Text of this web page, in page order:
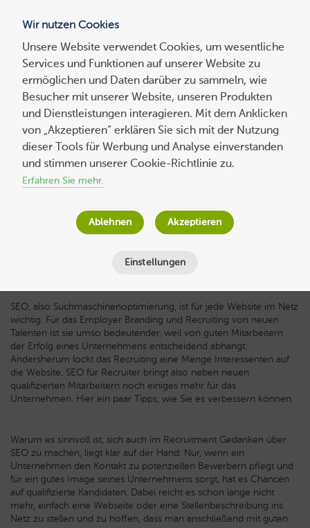
Suchen
nach:
SEO für Recruiter: Das sollten Sie
beachten!
am21. Februar 2017
Minuten
SEO, also Suchmaschinenoptimierung, ist für jede Website im Netz
wichtig. Für das Employer Branding und Recruiting von neuen
Talenten ist sie umso bedeutender, weil von guten Mitarbeitern
der Erfolg eines Unternehmens entscheidend abhängt.
Andersherum lockt das Recruiting eine Menge Interessenten auf
die Website. SEO für Recruiter bringt also neben neuen
qualifizierten Mitarbeitern noch einiges mehr für das
Unternehmen. Hier ein paar Tipps, wie Sie es verbessern können.
Warum es sinnvoll ist, sich auch im Recruitment Gedanken über
SEO zu machen, liegt klar auf der Hand: Nur, wenn ein
Unternehmen den Kontakt zu potenziellen Bewerbern pflegt und
für ein gutes Image seines Unternehmens sorgt, hat es Chancen
auf qualifizierte Kandidaten. Dabei reicht es schon lange nicht
mehr, einfach eine Webseite oder eine Stellenbeschreibung ins
Netz zu stellen und zu hoffen, dass man anschließend mit guten
Wir nutzen Cookies
Unsere Website verwendet Cookies, um wesentliche
Services und Funktionen auf unserer Website zu
ermöglichen und Daten darüber zu sammeln, wie
Besucher mit unserer Website, unseren Produkten
und Dienstleistungen interagieren. Mit dem Anklicken
von „Akzeptieren“ erklären Sie sich mit der Nutzung
dieser Tools für Werbung und Analyse einverstanden
und stimmen unserer Cookie-Richtlinie zu.
Erfahren Sie mehr.
Einstellungen
Ablehnen Akzeptieren